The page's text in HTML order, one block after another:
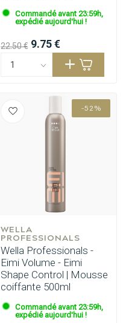
Coloration des cheveux
Commandé avant 23:59h,
expédié aujourd'hui !
22.50 € 9.75 €
-52%
WELLA
PROFESSIONALS
Wella Professionals -
Eimi Volume - Eimi
Shape Control | Mousse
coiffante 500ml
Commandé avant 23:59h,
expédié aujourd'hui !